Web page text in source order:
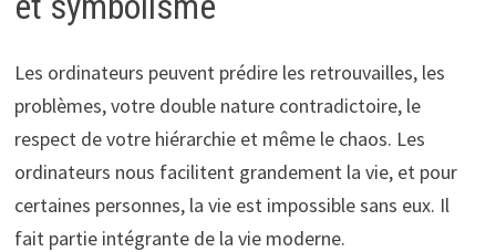
Les ordinateurs peuvent prédire les retrouvailles, les
problèmes, votre double nature contradictoire, le
respect de votre hiérarchie et même le chaos. Les
ordinateurs nous facilitent grandement la vie, et pour
certaines personnes, la vie est impossible sans eux. Il
fait partie intégrante de la vie moderne.